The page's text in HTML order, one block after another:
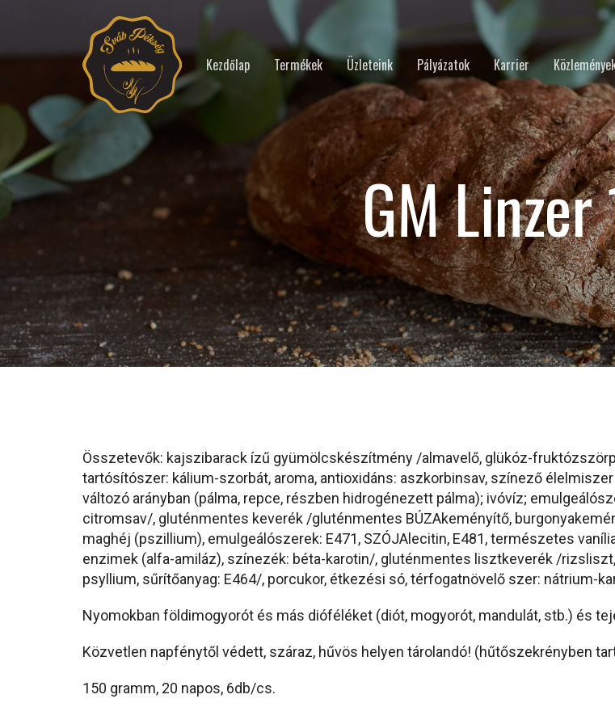
Kezdőlap Termékek Üzleteink Pályázatok Karrier
GM
Összetevők: kajszibarack ízű gyümölcskészítmény /almavelő, glükóz-
tartósítószer: kálium-szorbát, aroma, antioxidáns: aszkorbinsav, színező
változó arányban (pálma, repce, részben hidrogénezett pálma); ivóvíz;
citromsav/, gluténmentes keverék /gluténmentes BÚZAkeményítő,
maghéj (pszillium), emulgeálószerek: E471, SZÓJAlecitin, E481, természetes
enzimek (alfa-amiláz), színezék: béta-karotin/, gluténmentes lisztkeverék /
psyllium, sűrítőanyag: E464/, porcukor, étkezési só, térfogatnövelő szer: nátrium-
Nyomokban földimogyorót és más dióféléket (diót, mogyorót, mandulát, stb.) és
Közvetlen napfénytől védett, száraz, hűvös helyen tárolandó! (hűtőszekrényben
150 gramm, 20 napos, 6db/cs.